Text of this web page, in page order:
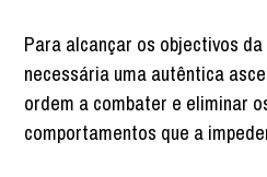
Para alcançar os objectivos
necessária uma autêntica
ordem a combater e eliminar
comportamentos que a